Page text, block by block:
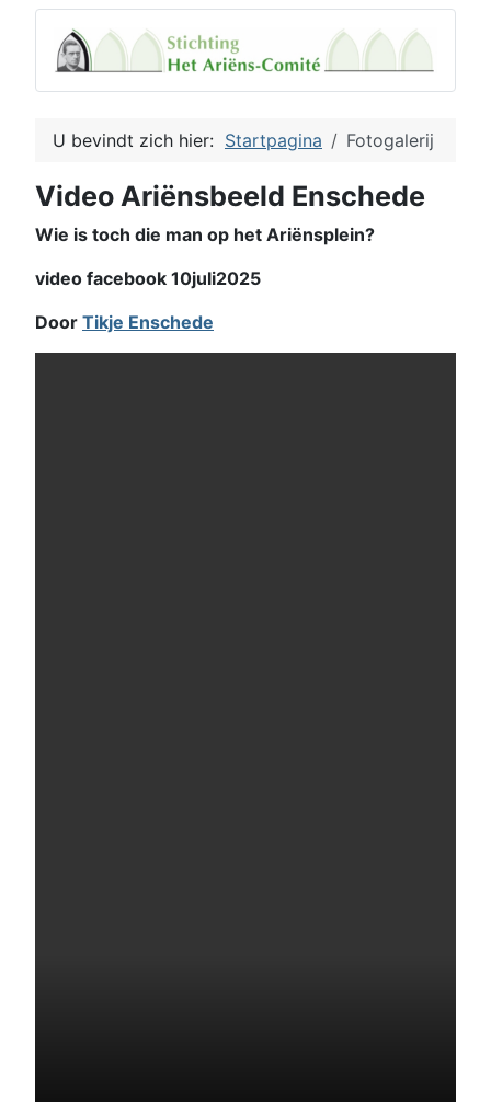
U bevindt zich hier: Startpagina Fotogalerij
Video Ariënsbeeld Enschede
Wie is toch die man op het Ariënsplein?
video facebook 10juli2025
Door Tikje Enschede